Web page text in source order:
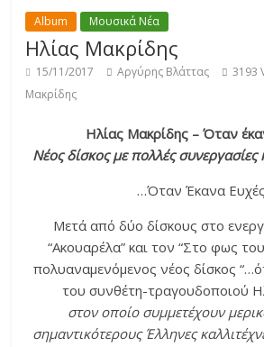
Album Μουσικά Νέα
Ηλίας Μακρίδης
15/11/2017 Αργύρης Βλάττας 3193
Μακρίδης
Ηλίας Μακρίδης – Όταν
Νέος δίσκος με πολλές
…Όταν Έκανα Ευχές
Μετά από δύο δίσκους στο
“Ακουαρέλα” και τον “Στο φως
πολυαναμενόμενος νέος δίσκος
του συνθέτη-τραγουδοποιού
στον οποίο συμμετέχουν
σημαντικότερους Έλληνες